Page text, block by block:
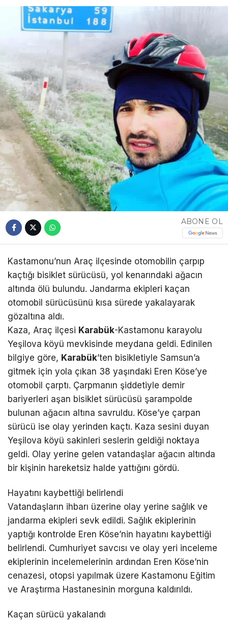
ABONE OL
Kastamonu’nun Araç ilçesinde otomobilin çarpıp
kaçtığı bisiklet sürücüsü, yol kenarındaki ağacın
altında ölü bulundu. Jandarma ekipleri kaçan
otomobil sürücüsünü kısa sürede yakalayarak
gözaltına aldı.
Kaza, Araç ilçesi Karabük-Kastamonu karayolu
Yeşilova köyü mevkisinde meydana geldi. Edinilen
bilgiye göre, Karabük’ten bisikletiyle Samsun’a
gitmek için yola çıkan 38 yaşındaki Eren Köse’ye
otomobil çarptı. Çarpmanın şiddetiyle demir
bariyerleri aşan bisiklet sürücüsü şarampolde
bulunan ağacın altına savruldu. Köse’ye çarpan
sürücü ise olay yerinden kaçtı. Kaza sesini duyan
Yeşilova köyü sakinleri seslerin geldiği noktaya
geldi. Olay yerine gelen vatandaşlar ağacın altında
bir kişinin hareketsiz halde yattığını gördü.
Hayatını kaybettiği belirlendi
Vatandaşların ihbarı üzerine olay yerine sağlık ve
jandarma ekipleri sevk edildi. Sağlık ekiplerinin
yaptığı kontrolde Eren Köse’nin hayatını kaybettiği
belirlendi. Cumhuriyet savcısı ve olay yeri inceleme
ekiplerinin incelemelerinin ardından Eren Köse’nin
cenazesi, otopsi yapılmak üzere Kastamonu Eğitim
ve Araştırma Hastanesinin morguna kaldırıldı.
Kaçan sürücü yakalandı